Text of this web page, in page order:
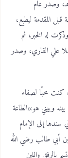
في طبعته الأولى، الذي بدأت به سنة 1398هـ، وصدر عام
قبل المقدمة ليطبع،
له الخبر، ثم
علي القاري، وصدر
محبًا لصفاء
وبيني هو:«الطاعة
سندها إلى الإمام
بن أبي طالب رضي الله